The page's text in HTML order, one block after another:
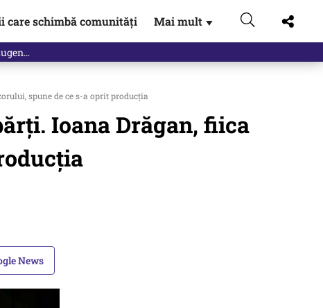
care schimbă comunități Mai mult ▼
spune de ce s-a oprit producția
Ioana Drăgan, fiica
News